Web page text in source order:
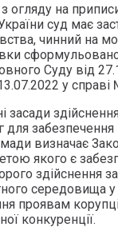
огляду на приписи
суд має
чинний на
Суду від
у
засади
для
визначає
якого є
здійснення
середовища у
проявам
конкуренції.